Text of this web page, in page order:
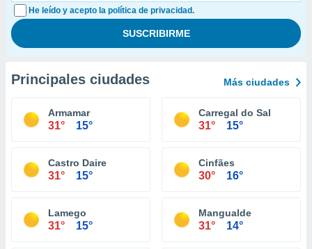
He leído y acepto la política de privacidad.
Principales ciudades Más ciudades
Armamar
31° 15°
Carregal do Sal
31° 15°
Castro Daire
31° 15°
Cinfães
30° 16°
Lamego
31° 15°
Mangualde
31° 14°